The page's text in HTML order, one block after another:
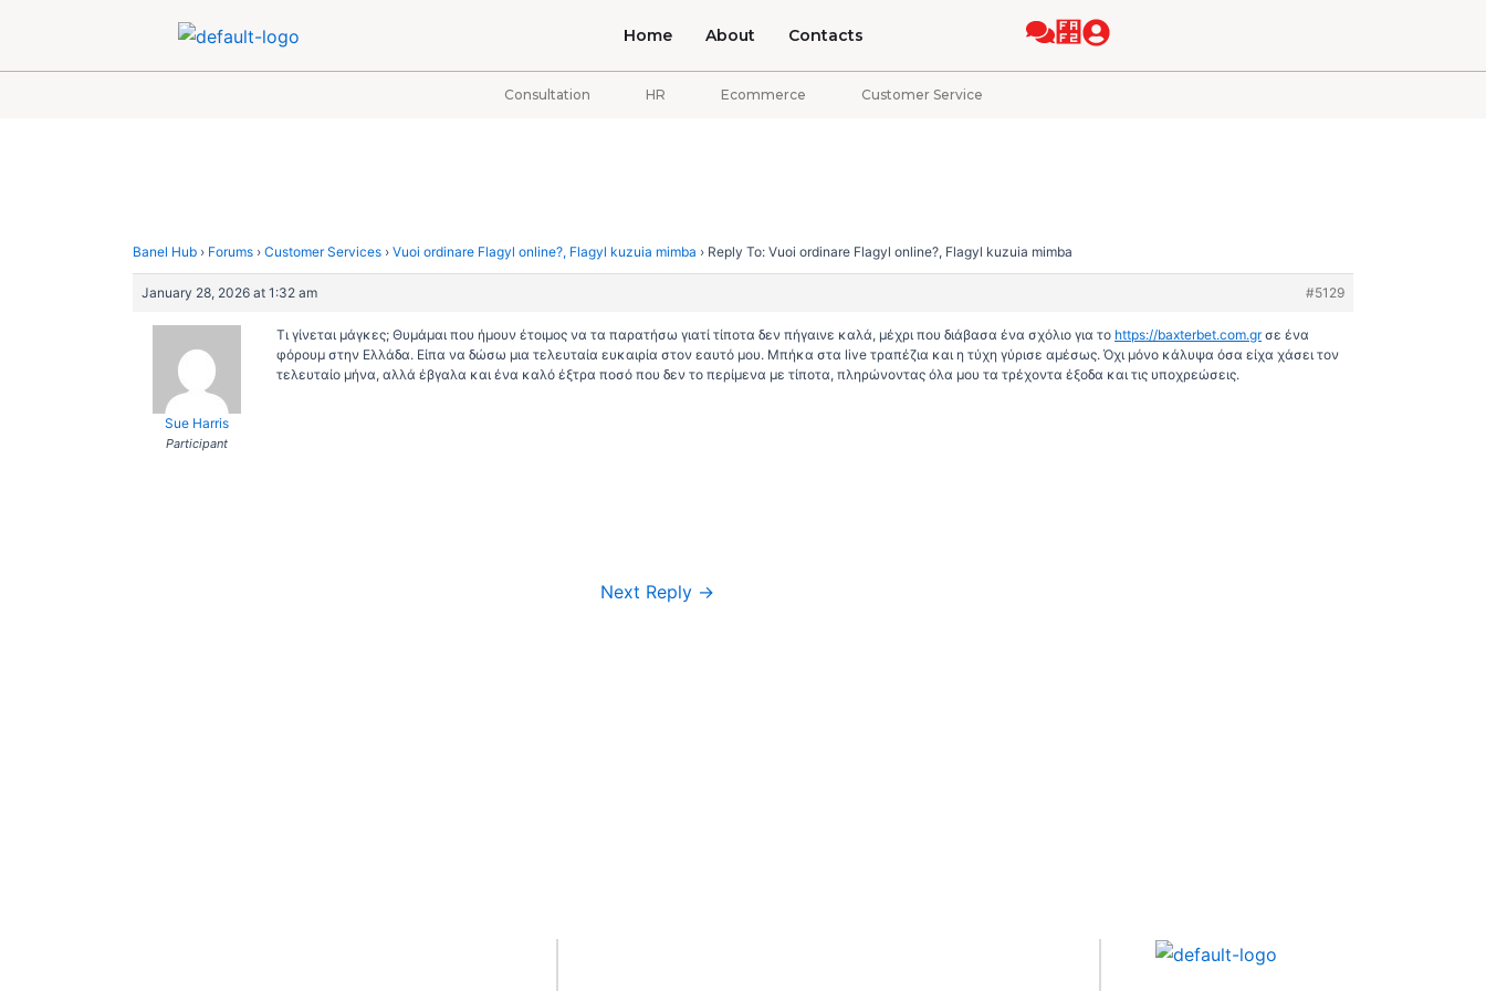
content
Home About Contacts
Consultation HR Ecommerce Customer Service
Banel Hub › Forums › Customer Services › Vuoi ordinare Flagyl online?, Flagyl kuzuia mimba › Reply To: Vuoi ordinare Flagyl online?, Flagyl kuzuia mimba
January 28, 2026 at 1:32 am #5129
Sue Harris
Participant
Τι γίνεται μάγκες; Θυμάμαι που ήμουν έτοιμος να τα παρατήσω γιατί τίποτα δεν πήγαινε καλά, μέχρι που διάβασα ένα σχόλιο για το https://baxterbet.com.grσε ένα
φόρουμ στην Ελλάδα. Είπα να δώσω μια τελευταία ευκαιρία στον εαυτό μου. Μπήκα στα live τραπέζια και η τύχη γύρισε αμέσως. Όχι μόνο κάλυψα όσα είχα χάσει τον
τελευταίο μήνα, αλλά έβγαλα και ένα καλό έξτρα ποσό που δεν το περίμενα με τίποτα, πληρώνοντας όλα μου τα τρέχοντα έξοδα και τις υποχρεώσεις.
navigation
Next Reply →